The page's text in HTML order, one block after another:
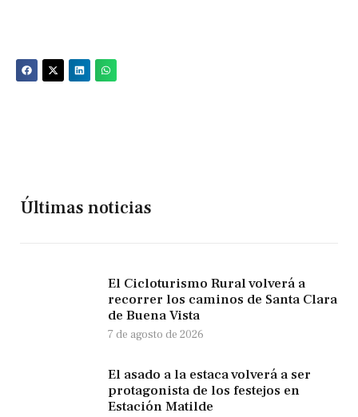
Últimas noticias
El Cicloturismo Rural volverá a
recorrer los caminos de Santa Clara
de Buena Vista
7 de agosto de 2026
El asado a la estaca volverá a ser
protagonista de los festejos en
Estación Matilde